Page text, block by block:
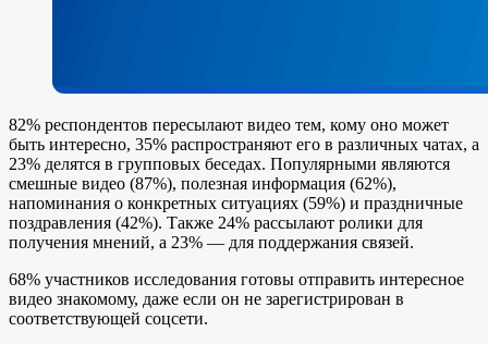
82% респондентов пересылают видео тем, кому оно может
быть интересно, 35% распространяют его в различных чатах, а
23% делятся в групповых беседах. Популярными являются
смешные видео (87%), полезная информация (62%),
напоминания о конкретных ситуациях (59%) и праздничные
поздравления (42%). Также 24% рассылают ролики для
получения мнений, а 23% — для поддержания связей.
68% участников исследования готовы отправить интересное
видео знакомому, даже если он не зарегистрирован в
соответствующей соцсети.